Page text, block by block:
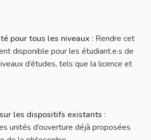
pour tous les niveaux : Rendre cet
disponible pour les étudiant.e.s de
d’études, tels que la licence et
les dispositifs existants :
unités d’ouverture déjà proposées